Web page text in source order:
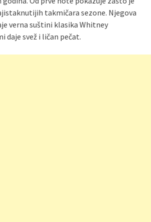
takmičara sezone. Njegova
verna suštini klasika Whitney
daje svež i ličan pečat.